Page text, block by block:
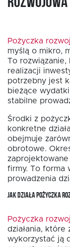
Pożyczka
myślą o mikro,
To
realizacji
potrzebny jest
bieżące
stabilne
Środki z
konkretne
obejmuje
obrotowe.
firmy. To forma
prowadzenia
JAK DZIAŁA POŻYCZKA
Pożyczka
działania, które
wykorzystać ją